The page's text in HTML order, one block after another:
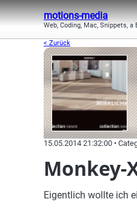
motions-media
Web, Coding, Mac, Snippets, a
< Zurück
15.05.2014 21:32:00 •
Monkey-
Eigentlich wollte ich